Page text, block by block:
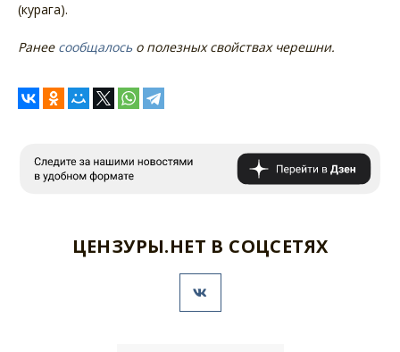
(курага).
Ранее сообщалось о полезных свойствах черешни.
ЦЕНЗУРЫ.НЕТ В СОЦСЕТЯХ